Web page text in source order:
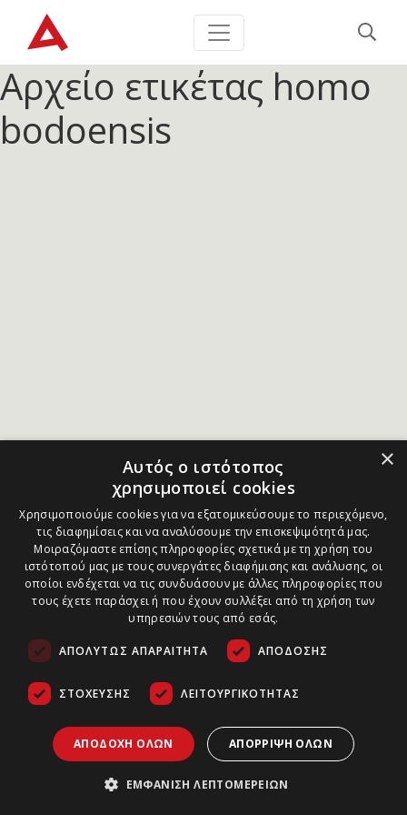
Αρχείο ετικέτας homo
bodoensis
×
Αυτός ο ιστότοπος
χρησιμοποιεί cookies
Χρησιμοποιούμε cookies για να εξατομικεύσουμε το περιεχόμενο,
τις διαφημίσεις και να αναλύσουμε την επισκεψιμότητά μας.
Μοιραζόμαστε επίσης πληροφορίες σχετικά με τη χρήση του
ιστότοπού μας με τους συνεργάτες διαφήμισης και ανάλυσης, οι
οποίοι ενδέχεται να τις συνδυάσουν με άλλες πληροφορίες που
τους έχετε παράσχει ή που έχουν συλλέξει από τη χρήση των
υπηρεσιών τους από εσάς.
ΑΠΟΛΎΤΩΣ ΑΠΑΡΑΊΤΗΤΑ ΑΠΌΔΟΣΗΣ
ΣΤΌΧΕΥΣΗΣ ΛΕΙΤΟΥΡΓΙΚΌΤΗΤΑΣ
ΑΠΟΔΟΧΉ ΌΛΩΝ ΑΠΌΡΡΙΨΗ ΌΛΩΝ
ΕΜΦΆΝΙΣΗ ΛΕΠΤΟΜΕΡΕΙΏΝ